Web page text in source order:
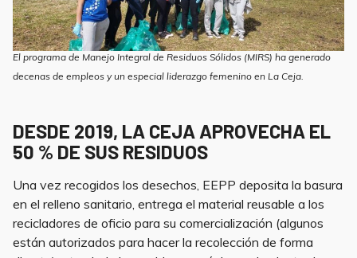
El programa de Manejo Integral de Residuos Sólidos (MIRS) ha generado
decenas de empleos y un especial liderazgo femenino en La Ceja.
DESDE 2019, LA CEJA APROVECHA EL
50 % DE SUS RESIDUOS
Una vez recogidos los desechos, EEPP deposita la basura
en el relleno sanitario, entrega el material reusable a los
recicladores de oficio para su comercialización (algunos
están autorizados para hacer la recolección de forma